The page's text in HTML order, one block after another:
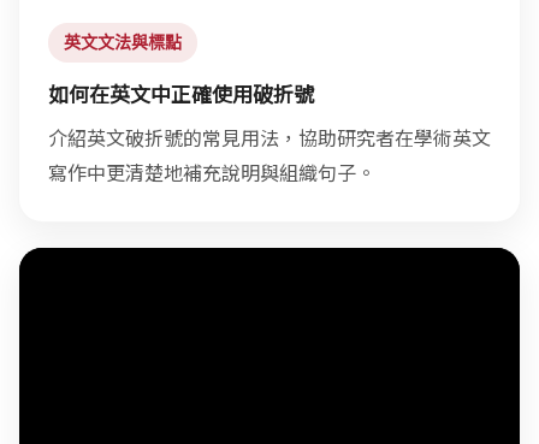
英文文法與標點
如何在英文中正確使用破折號
介紹英文破折號的常見用法，協助研究者在學術英文
寫作中更清楚地補充說明與組織句子。